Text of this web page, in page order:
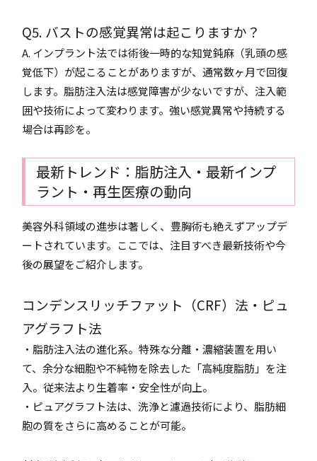
Q5. バストの感覚異常は起こりますか？
A. インプラント法では術後一時的な知覚鈍麻（乳頭の感
覚低下）が起こることがありますが、通常数ヶ月で回復
します。脂肪注入法は感覚障害が少ないですが、注入範
囲や技術によって変わります。強い感覚異常や持続する
場合は再診を。
最新トレンド：脂肪注入・最新インプ
ラント・再生医療の動向
美容外科領域の進歩は著しく、豊胸術も絶えずアップデ
ートされています。ここでは、注目すべき最新技術や今
後の展望をご紹介します。
コンデンスリッチファット（CRF）法・ピュ
アグラフト法
・脂肪注入法の進化系。特殊な分離・濃縮装置を用い
て、余分な細胞や不純物を除去した「高純度脂肪」を注
入。従来法より生着率・安全性が向上。
・ピュアグラフト法は、洗浄と濾過技術により、脂肪細
胞の質をさらに高めることが可能。